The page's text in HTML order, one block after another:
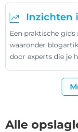
Inzichten
Een praktische
waaronder
door experts die je
Alle